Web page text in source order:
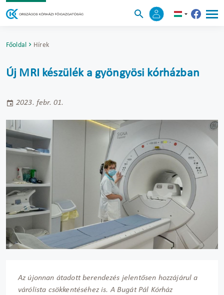
Főoldal Hírek
Új MRI készülék a gyöngyösi kórházban
2023. febr. 01.
Az újonnan átadott berendezés jelentősen hozzájárul a
várólista csökkentéséhez is. A Bugát Pál Kórház